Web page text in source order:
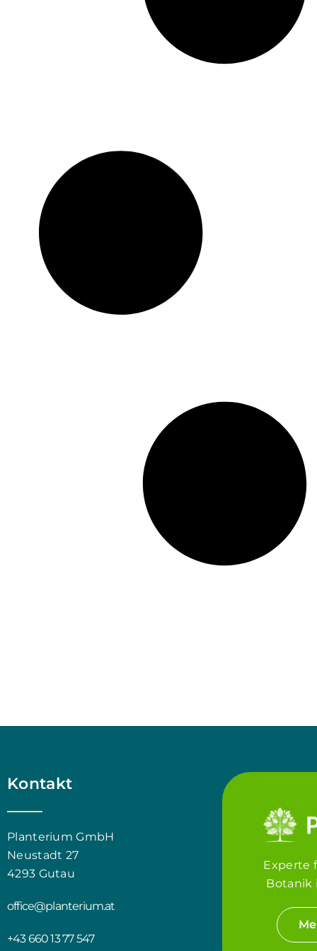
Kontakt
Planterium GmbH
Neustadt 27
4293 Gutau
office@planterium.at
+43 660 13 77 547
Experte
Botanik